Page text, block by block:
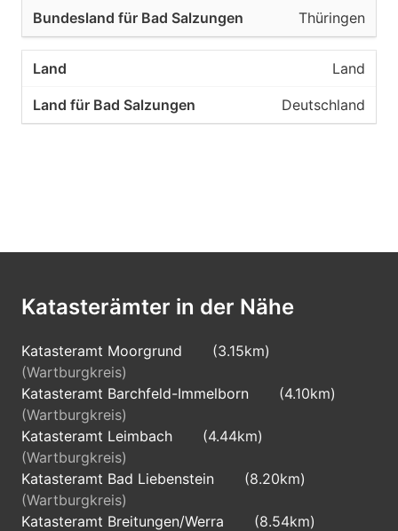
Thüringen
Land
Deutschland
Katasterämter in der Nähe
Katasteramt Moorgrund
(3.15km)
(Wartburgkreis)
Katasteramt Barchfeld-Immelborn
(4.10km)
(Wartburgkreis)
Katasteramt Leimbach
(4.44km)
(Wartburgkreis)
Katasteramt Bad Liebenstein
(8.20km)
(Wartburgkreis)
Katasteramt Breitungen/Werra
(8.54km)